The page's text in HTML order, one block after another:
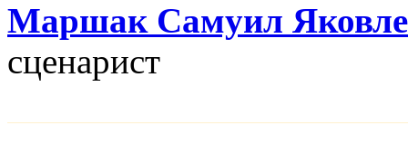
Маршак Самуил
сценарист